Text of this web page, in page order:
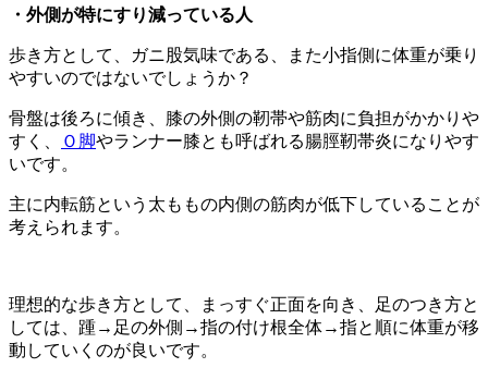
・外側が特にすり減っている人
歩き方として、ガニ股気味である、また小指側に体重が乗り
やすいのではないでしょうか？
骨盤は後ろに傾き、膝の外側の靭帯や筋肉に負担がかかりや
すく、
Ｏ脚やランナー膝とも呼ばれる腸脛靭帯炎になりやす
いです。
主に内転筋という太ももの内側の筋肉が低下していることが
考えられます。
理想的な歩き方として、まっすぐ正面を向き、足のつき方と
しては、踵→足の外側→指の付け根全体→指と順に体重が移
動していくのが良いです。